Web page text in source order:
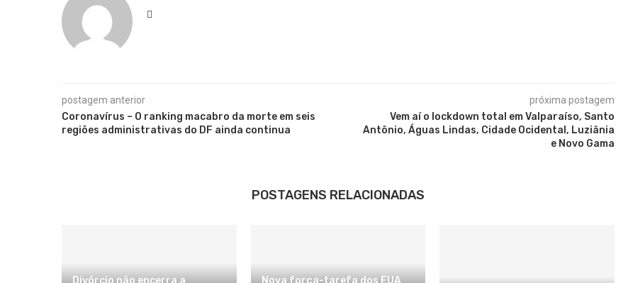
postagem anterior
Coronavírus – O ranking macabro da morte em seis
regiões administrativas do DF ainda continua
próxima postagem
Vem aí o lockdown total em Valparaíso, Santo
Antônio, Águas Lindas, Cidade Ocidental, Luziânia
e Novo Gama
POSTAGENS RELACIONADAS